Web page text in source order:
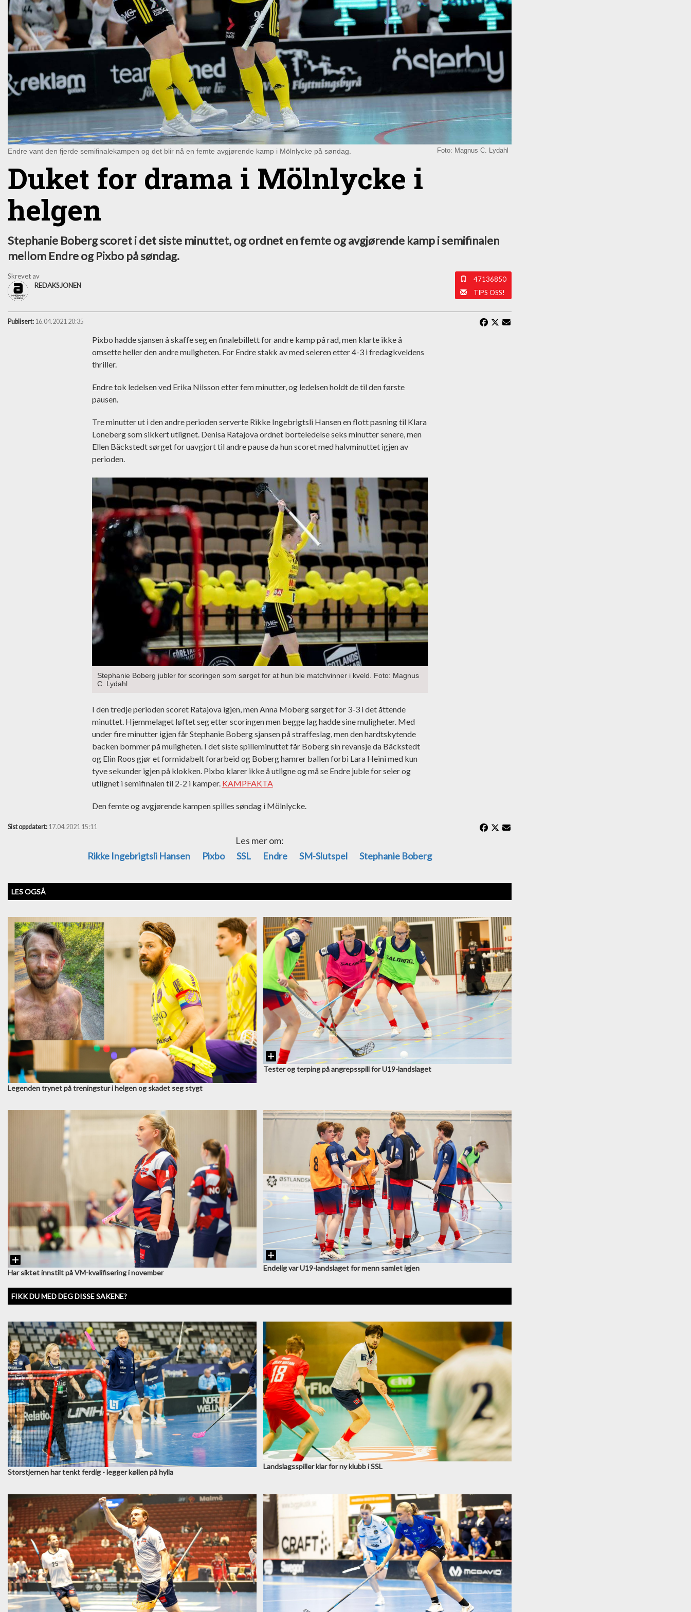
Endre vant den fjerde semifinalekampen og det blir nå en femte avgjørende kamp i Mölnlycke på søndag. Foto: Magnus C. Lydahl
Duket for drama i Mölnlycke i
helgen
Stephanie Boberg scoret i det siste minuttet, og ordnet en femte og avgjørende kamp i semifinalen
mellom Endre og Pixbo på søndag.
Skrevet av
REDAKSJONEN
47136850
TIPS OSS!
Publisert: 16.04.2021 20:35
Pixbo hadde sjansen å skaffe seg en finalebillett for andre kamp på rad, men klarte ikke å
omsette heller den andre muligheten. For Endre stakk av med seieren etter 4-3 i fredagkveldens
thriller.
Endre tok ledelsen ved Erika Nilsson etter fem minutter, og ledelsen holdt de til den første
pausen.
Tre minutter ut i den andre perioden serverte Rikke Ingebrigtsli Hansen en flott pasning til Klara
Loneberg som sikkert utlignet. Denisa Ratajova ordnet borteledelse seks minutter senere, men
Ellen Bäckstedt sørget for uavgjort til andre pause da hun scoret med halvminuttet igjen av
perioden.
Stephanie Boberg jubler for scoringen som sørget for at hun ble matchvinner i kveld. Foto: Magnus
C. Lydahl
I den tredje perioden scoret Ratajova igjen, men Anna Moberg sørget for 3-3 i det åttende
minuttet. Hjemmelaget løftet seg etter scoringen men begge lag hadde sine muligheter. Med
under fire minutter igjen får Stephanie Boberg sjansen på straffeslag, men den hardtskytende
backen bommer på muligheten. I det siste spilleminuttet får Boberg sin revansje da Bäckstedt
og Elin Roos gjør et formidabelt forarbeid og Boberg hamrer ballen forbi Lara Heini med kun
tyve sekunder igjen på klokken. Pixbo klarer ikke å utligne og må se Endre juble for seier og
utlignet i semifinalen til 2-2 i kamper. KAMPFAKTA
Den femte og avgjørende kampen spilles søndag i Mölnlycke.
Sist oppdatert: 17.04.2021 15:11
Les mer om:
Rikke Ingebrigtsli Hansen
Pixbo SSL Endre SM-Slutspel Stephanie Boberg
LES OGSÅ
Legenden trynet på treningstur i helgen og skadet seg stygt
Tester og terping på angrepsspill for U19-landslaget
Har siktet innstilt på VM-kvalifisering i november
Endelig var U19-landslaget for menn samlet igjen
FIKK DU MED DEG DISSE SAKENE?
Storstjernen har tenkt ferdig - legger køllen på hylla
Landslagsspiller klar for ny klubb i SSL